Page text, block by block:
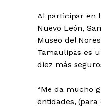
Al participar en
Nuevo León,
Museo del
Tamaulipas es
diez más
“Me da mucho
entidades, (para